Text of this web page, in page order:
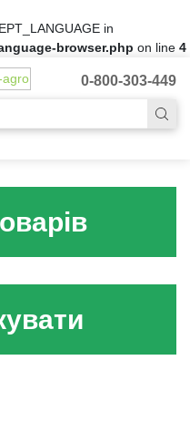
in
browser.php on line 4
0-800-303-449